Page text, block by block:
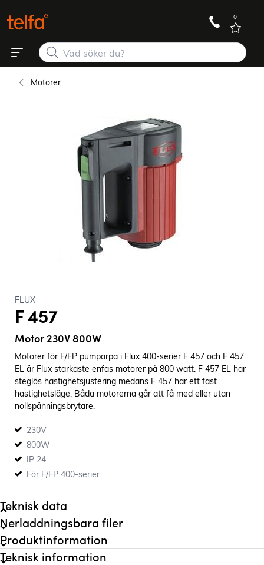
0
Motorer
FLUX
F 457
Motor 230V 800W
Motorer för F/FP pumparpa i Flux 400-serier F 457 och F 457
EL är Flux starkaste enfas motorer på 800 watt. F 457 EL har
steglös hastighetsjustering medans F 457 har ett fast
hastighetsläge. Båda motorerna går att få med eller utan
nollspänningsbrytare.
230V
800W
IP 24
För F/FP 400-serier
Teknisk data
Hastighetsval
Steglös
Spänning
230 V
Ventilation
Nerladdningsbara filer
Produktinformation
Teknisk information